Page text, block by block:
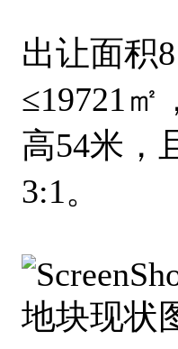
出让面积
≤19721㎡
高54米，
3:1。
地块现状